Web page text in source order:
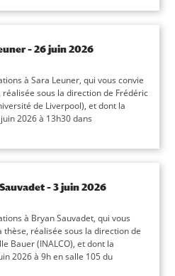
– 26 juin 2026
à Sara Leuner, qui vous convie
sous la direction de Frédéric
de Liverpool), et dont la
2026 à 13h30 dans
– 3 juin 2026
à Bryan Sauvadet, qui vous
thèse, réalisée sous la direction de
Bauer (INALCO), et dont la
2026 à 9h en salle 105 du